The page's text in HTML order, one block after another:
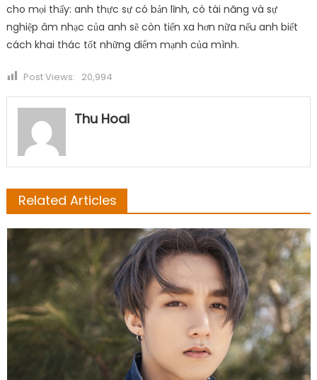
cho mọi thấy: anh thực sự có bản lĩnh, có tài năng và sự
nghiệp âm nhạc của anh sẽ còn tiến xa hơn nữa nếu anh biết
cách khai thác tốt những điểm mạnh của mình.
Post Views: 20,994
Thu Hoai
Related Articles